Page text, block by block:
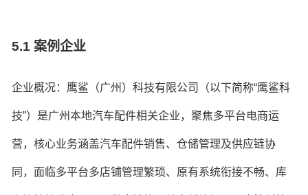
5.1 案例企业
企业概况：鹰鲨（广州）科技有限公司（以下简称“鹰鲨科
技”）是广州本地汽车配件相关企业，聚焦多平台电商运
营，核心业务涵盖汽车配件销售、仓储管理及供应链协
同，面临多平台多店铺管理繁琐、原有系统衔接不畅、库